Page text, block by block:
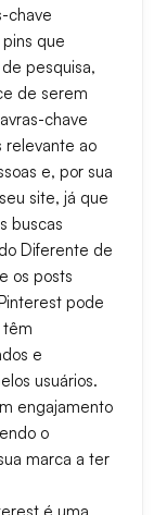
chave
que
pesquisa,
de serem
chave
relevante ao
e, por sua
site, já que
buscas
Diferente de
os posts
pode
têm
e
usuários.
engajamento
o
marca a ter